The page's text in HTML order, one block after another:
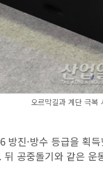
오르막길과 계단 극복
방진·방수 등급을 획
공중돌기와 같은 운